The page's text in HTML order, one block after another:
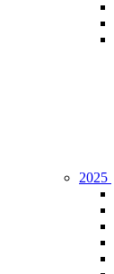
2025